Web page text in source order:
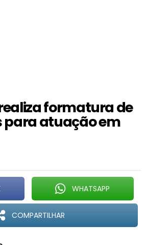
formatura de
para atuação em
WHATSAPP
COMPARTILHAR